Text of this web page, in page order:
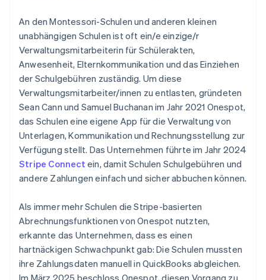
An den Montessori-Schulen und anderen kleinen
unabhängigen Schulen ist oft ein/e einzige/r
Verwaltungsmitarbeiterin für Schülerakten,
Anwesenheit, Elternkommunikation und das Einziehen
der Schulgebühren zuständig. Um diese
Verwaltungsmitarbeiter/innen zu entlasten, gründeten
Sean Cann und Samuel Buchanan im Jahr 2021 Onespot,
das Schulen eine eigene App für die Verwaltung von
Unterlagen, Kommunikation und Rechnungsstellung zur
Verfügung stellt. Das Unternehmen führte im Jahr 2024
Stripe Connect ein, damit Schulen Schulgebühren und
andere Zahlungen einfach und sicher abbuchen können.
Als immer mehr Schulen die Stripe-basierten
Abrechnungsfunktionen von Onespot nutzten,
erkannte das Unternehmen, dass es einen
hartnäckigen Schwachpunkt gab: Die Schulen mussten
ihre Zahlungsdaten manuell in QuickBooks abgleichen.
Im März 2025 beschloss Onespot, diesen Vorgang zu